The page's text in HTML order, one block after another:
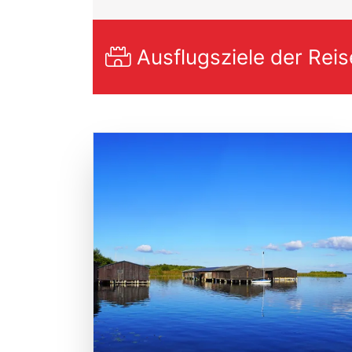
Ausflugsziele der